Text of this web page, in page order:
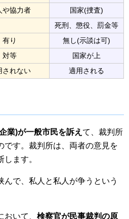
や協力者
国家(捜査)
死刑、懲役、罰金等
有り
無し(示談は可)
対等
国家が上
されない 適用される
業)が一般市民を訴え て、裁判所
です。裁判所は、両者の意見を
ます。
んで、私人と私人が争うという
いて、 検察官が民事裁判の原